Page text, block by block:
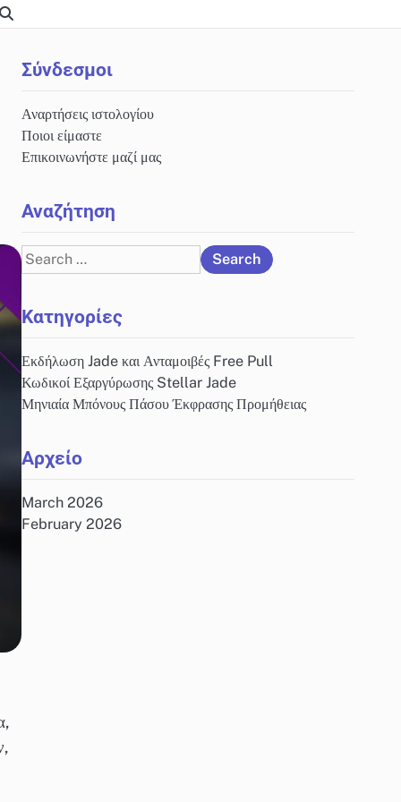
Σύνδεσμοι
Αναρτήσεις ιστολογίου
Ποιοι είμαστε
Επικοινωνήστε μαζί μας
Αναζήτηση
Search
for:
Κατηγορίες
Εκδήλωση Jade και Ανταμοιβές Free Pull
Κωδικοί Εξαργύρωσης Stellar Jade
Μηνιαία Μπόνους Πάσου Έκφρασης Προμήθειας
Αρχείο
March 2026
February 2026